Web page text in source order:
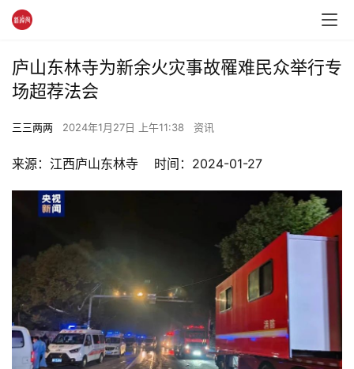
庐山东林寺为新余火灾事故罹难民众举行专
场超荐法会
三三两两 2024年1月27日 上午11:38 资讯
来源：江西庐山东林寺    时间：2024-01-27